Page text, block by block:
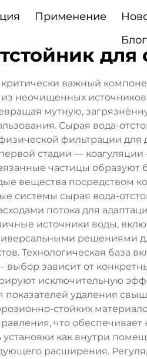
Применение
Блог
важный
неочищенных
мутную,
Сырая вода-
фильтрации
стадии —
частицы
вещества посредством
системы сырая вода-
потока для
источники воды,
Технологическая база
зависит от
исключительную
удаления
стойких
что обеспечивает
как внутри
расширения.